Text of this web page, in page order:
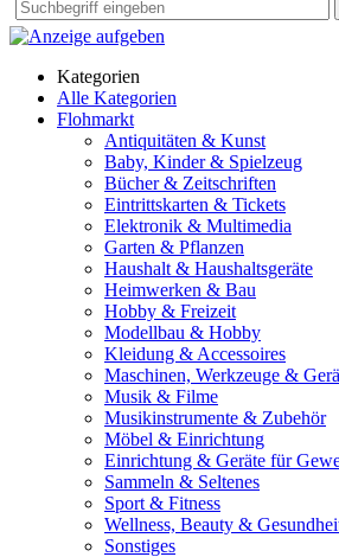
Kategorien
Alle Kategorien
Flohmarkt
Antiquitäten & Kunst
Baby, Kinder & Spielzeug
Bücher & Zeitschriften
Eintrittskarten & Tickets
Elektronik & Multimedia
Garten & Pflanzen
Haushalt & Haushaltsgeräte
Heimwerken & Bau
Hobby & Freizeit
Modellbau & Hobby
Kleidung & Accessoires
Maschinen, Werkzeuge &
Musik & Filme
Musikinstrumente & Zubehör
Möbel & Einrichtung
Einrichtung & Geräte für
Sammeln & Seltenes
Sport & Fitness
Wellness, Beauty &
Sonstiges